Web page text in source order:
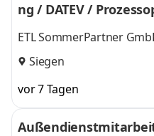
ng / DATEV /
ETL SommerPartner
Siegen
vor 7 Tagen